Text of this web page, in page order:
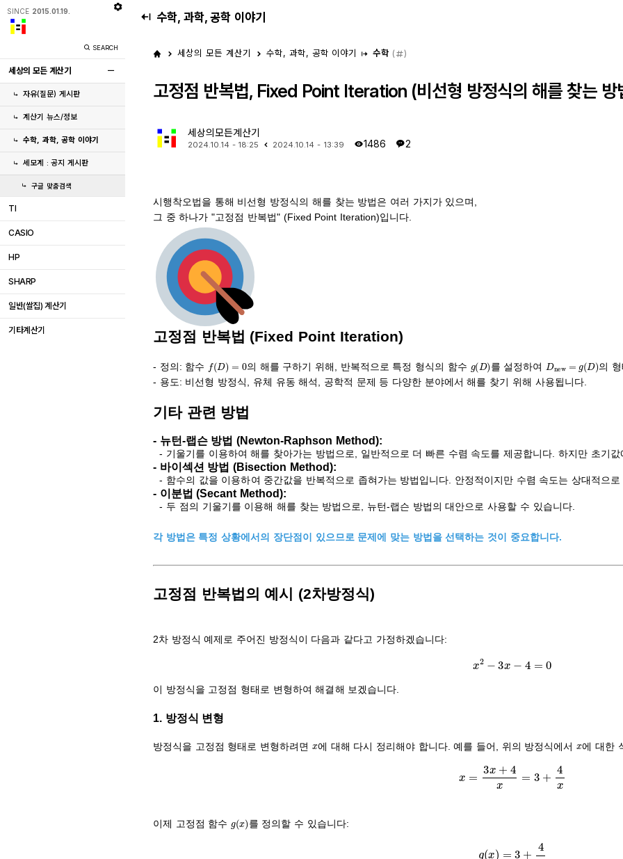
SINCE 2015.01.19.
SEARCH
세상의 모든 계산기
자유(질문) 게시판
계산기 뉴스/정보
수학, 과학, 공학 이야기
세모계 : 공지 게시판
구글 맞춤검색
TI
CASIO
HP
SHARP
일반(쌀집) 계산기
기타계산기
수학, 과학, 공학 이야기
세상의 모든 계산기 수학, 과학, 공학 이야기 수학 ( )
고정점 반복법, Fixed Point Iteration (비선형 방정식의 해를 찾는 방
세상의모든계산기
2024.10.14 - 18:25 2024.10.14 - 13:39 1486 2
시행착오법을 통해 비선형 방정식의 해를 찾는 방법은 여러 가지가 있으며,
그 중 하나가 "고정점 반복법" (Fixed Point Iteration)입니다.
고정점 반복법 (Fixed Point Iteration)
- 정의: 함수 f(D) 의 해를 구하기 위해, 반복적으로 특정 형식의 함수 g(D)를 설정하여 D =g(D)
의
- 용도: 비선형 방정식, 유체 유동 해석, 공학적 문제 등 다양한 분야에서 해를 찾기 위해 사용됩니다.
기타 관련 방법
- 뉴턴-랩슨 방법 (Newton-Raphson Method):
- 기울기를 이용하여 해를 찾아가는 방법으로, 일반적으로 더 빠른 수렴 속도를 제공합니다. 하지만 초기
- 바이섹션 방법 (Bisection Method):
- 함수의 값을 이용하여 중간값을 반복적으로 좁혀가는 방법입니다. 안정적이지만 수렴 속도는 상대적으로
- 이분법 (Secant Method):
- 두 점의 기울기를 이용해 해를 찾는 방법으로, 뉴턴-랩슨 방법의 대안으로 사용할 수 있습니다.
각 방법은 특정 상황에서의 장단점이 있으므로 문제에 맞는 방법을 선택하는 것이 중요합니다.
고정점 반복법의 예시 (2차방정식)
2차 방정식 예제로 주어진 방정식이 다음과 같다고 가정하겠습니다:
x −3x 4
이 방정식을 고정점 형태로 변형하여 해결해 보겠습니다.
1. 방정식 변형
방정식을 고정점 형태로 변형하려면 에 대해 다시 정리해야 합니다. 예를 들어, 위의 방정식에서 x에 대한
x= 3x+4x =3+4 x
이제 고정점 함수 g(x )
를 정의할 수 있습니다: